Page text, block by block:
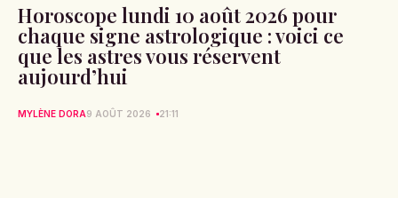
Horoscope lundi 10 août 2026 pour
chaque signe astrologique : voici ce
que les astres vous réservent
aujourd’hui
MYLÈNE DORA9 AOÛT 2026 21:11